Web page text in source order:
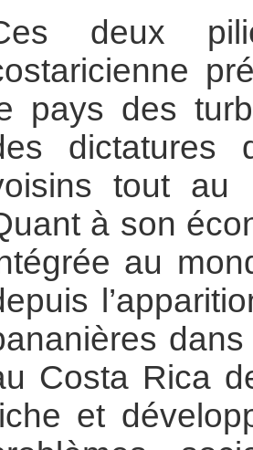
deux
pays des
dictatures
tout au
à son
au
Costa Rica
et